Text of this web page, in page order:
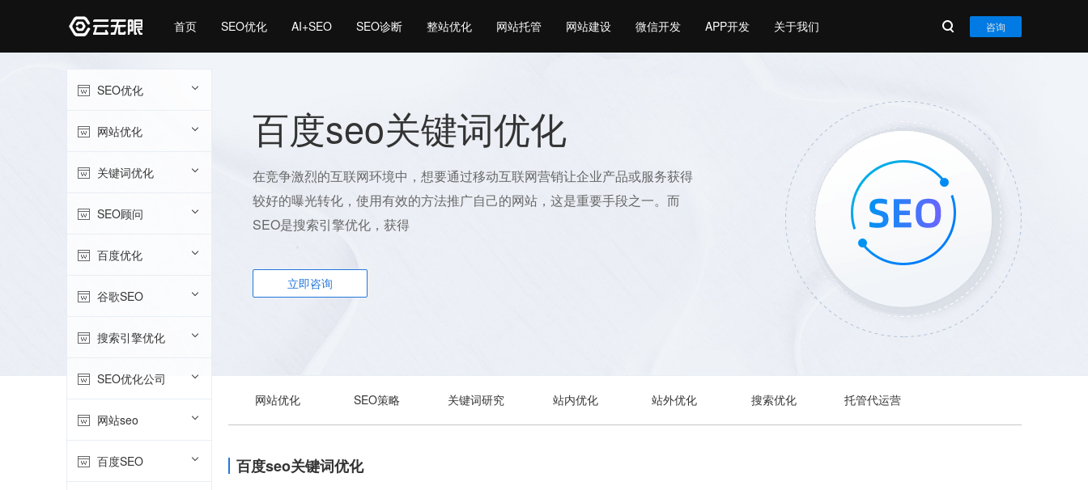
首页 SEO优化 AI+SEO SEO诊断 整站优化 网站托管 网站建设 微信开发 APP开发 关于我们 咨询
百度seo关键词优化
在竞争激烈的互联网环境中，想要通过移动互联网营销让企业产品或服务获得
较好的曝光转化，使用有效的方法推广自己的网站，这是重要手段之一。而
SEO是搜索引擎优化，获得
立即咨询
SEO优化
网站优化
关键词优化
SEO顾问
百度优化
谷歌SEO
搜索引擎优化
SEO优化公司
网站seo
百度SEO
网站优化 SEO策略 关键词研究 站内优化 站外优化 搜索优化 托管代运营
百度seo关键词优化